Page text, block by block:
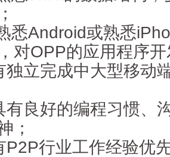
Android或熟悉
对OPP的应用程序
完成中大型移动
好的编程习惯、
；
行业工作经验优